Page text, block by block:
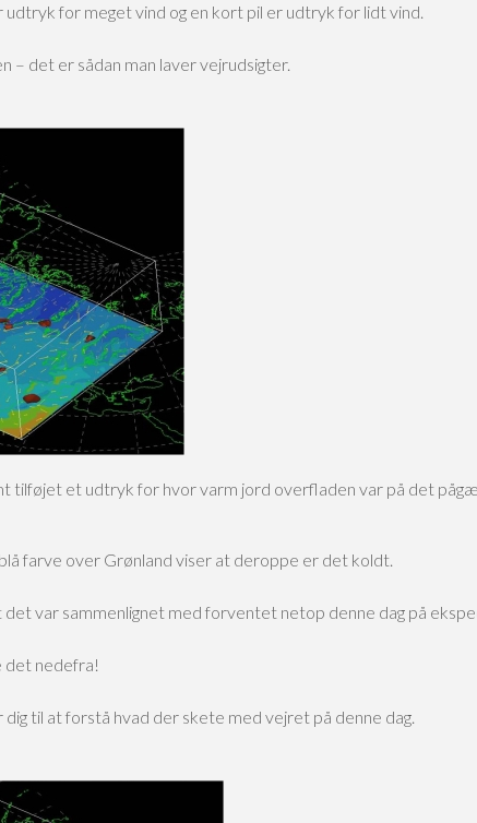
for meget vind og en kort pil er udtryk for lidt vind.
– det er sådan man laver vejrudsigter.
tilføjet et udtryk for hvor varm jord overfladen var på det
farve over Grønland viser at deroppe er det koldt.
var sammenlignet med forventet netop denne dag på
det nedefra!
til at forstå hvad der skete med vejret på denne dag.